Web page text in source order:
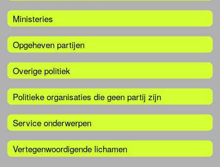
Ministeries
Opgeheven partijen
Overige politiek
Politieke organisaties die geen partij zijn
Service onderwerpen
Vertegenwoordigende lichamen